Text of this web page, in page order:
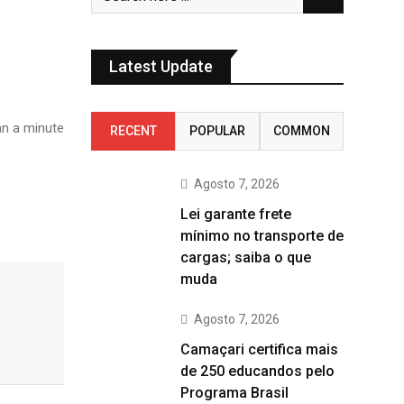
a minute
Latest Update
RECENT POPULAR COMMON
Agosto 7, 2026
Lei garante frete
mínimo no transporte de
cargas; saiba o que
muda
Agosto 7, 2026
Camaçari certifica mais
de 250 educandos pelo
Programa Brasil